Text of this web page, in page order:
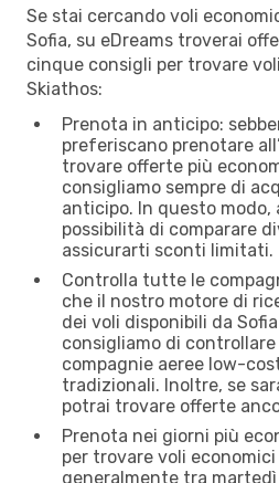
Se stai cercando voli
Sofia, su eDreams troverai
cinque consigli per trovare
Skiathos:
Prenota in anticipo:
preferiscano prenotare
trovare offerte più
consigliamo sempre di
anticipo. In questo modo,
possibilità di comparare
assicurarti sconti limitati.
Controlla tutte le
che il nostro motore di
dei voli disponibili da
consigliamo di
compagnie aeree low-
tradizionali. Inoltre, se
potrai trovare offerte
Prenota nei giorni più
per trovare voli economici
generalmente tra